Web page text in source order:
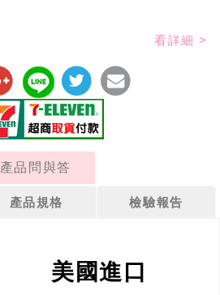
看詳細 >
產品問與答
產品規格 檢驗報告
美國進口